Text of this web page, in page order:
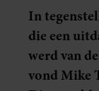
In
die een
werd van
vond Mike